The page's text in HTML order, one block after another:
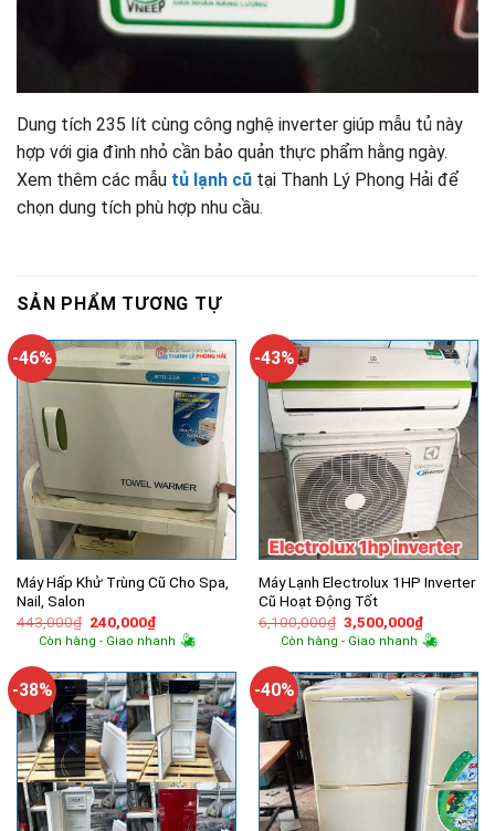
Dung tích 235 lít cùng công nghệ inverter giúp mẫu tủ này
hợp với gia đình nhỏ cần bảo quản thực phẩm hằng ngày.
Xem thêm các mẫu tủ lạnh cũ tại Thanh Lý Phong Hải để
chọn dung tích phù hợp nhu cầu.
SẢN PHẨM TƯƠNG TỰ
-46%
Máy Hấp Khử Trùng Cũ Cho Spa,
Nail, Salon
443,000₫ Giá
gốc
là:
240,000₫Giá
hiện
tại
240,000₫.
Còn hàng - Giao nhanh
-43%
Máy Lạnh Electrolux 1HP Inverter
Cũ Hoạt Động Tốt
6,100,000₫ Giá
gốc
là:
3,500,000₫Giá
hiện
tại
Còn hàng - Giao nhanh
-38% -40%